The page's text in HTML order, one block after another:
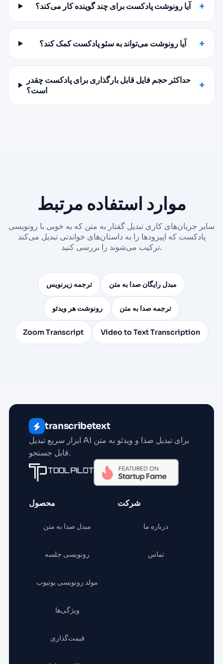
آیا رونوشت پادکست برای چند گوینده کار می‌کند؟
آیا رونوشت می‌تواند به سئو پادکست کمک کند؟
حداکثر حجم فایل قابل بارگذاری برای پادکست چقدر
است؟
موارد استفاده مرتبط
سایر جریان‌های کاری تبدیل گفتار به متن که به خوبی با رونویسی
پادکست که اپیزودها را به داستان‌های خواندنی تبدیل می‌کند
ترکیب می‌شوند را بررسی کنید.
ترجمه زیرنویس مبدل رایگان صدا به متن
رونوشت هر ویدئو ترجمه صدا به متن
Zoom Transcript Video to Text Transcription
transcribetext
ابزار سریع تبدیل AI برای تبدیل صدا و ویدئو به متن
قابل جستجو.
محصول
مبدل صدا به متن
رونویسی جلسه
مولد رونویسی یوتیوب
ویژگی‌ها
قیمت‌گذاری
شرکت
درباره ما
تماس